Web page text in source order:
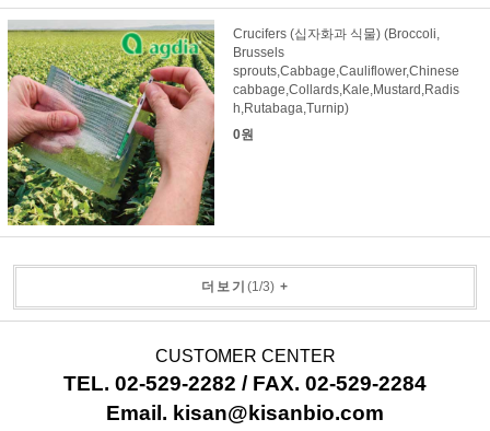
Crucifers (십자화과 식물) (Broccoli,
Brussels
sprouts,Cabbage,Cauliflower,Chinese
cabbage,Collards,Kale,Mustard,Radis
h,Rutabaga,Turnip)
0원
더보기 (1/3)+
CUSTOMER CENTER
TEL. 02-529-2282 / FAX. 02-529-2284
Email. kisan@kisanbio.com